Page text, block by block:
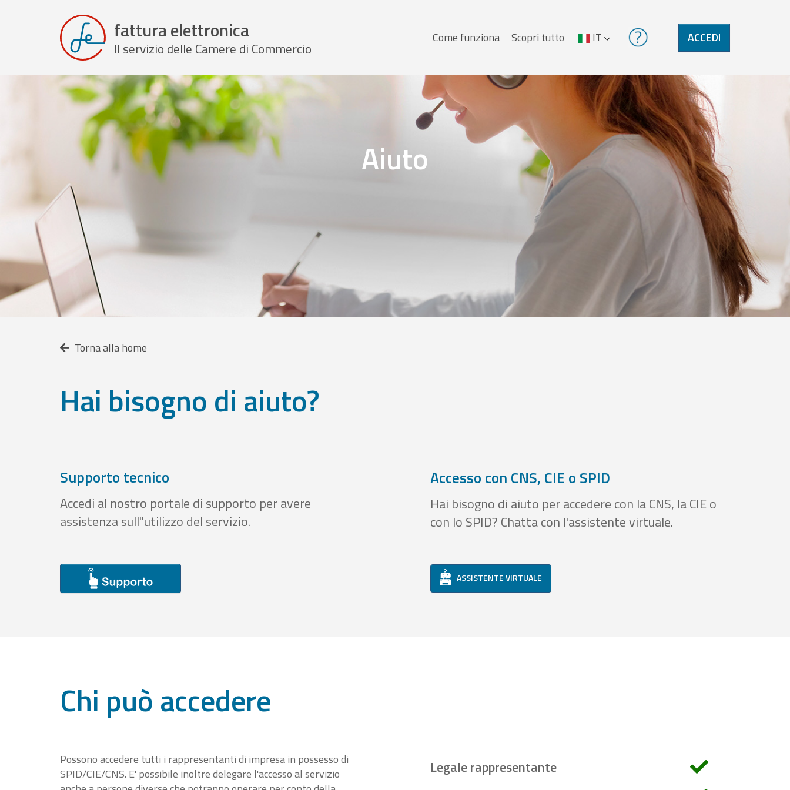
fattura elettronica
Il servizio delle Camere di Commercio Menu
Come funziona Scopri tutto IT ACCEDI
Aiuto
Torna alla home
Hai bisogno di aiuto?
Supporto tecnico
Accedi al nostro portale di supporto per avere
assistenza sull''utilizzo del servizio.
Accesso con CNS, CIE o SPID
Hai bisogno di aiuto per accedere con la CNS, la CIE o
con lo SPID? Chatta con l'assistente virtuale.
ASSISTENTE VIRTUALE
Chi può accedere
Possono accedere tutti i rappresentanti di impresa in possesso di
SPID/CIE/CNS. E' possibile inoltre delegare l'accesso al servizio
Legale rappresentante